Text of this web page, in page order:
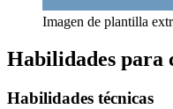
Imagen de plantilla
Habilidades para
Habilidades técnicas